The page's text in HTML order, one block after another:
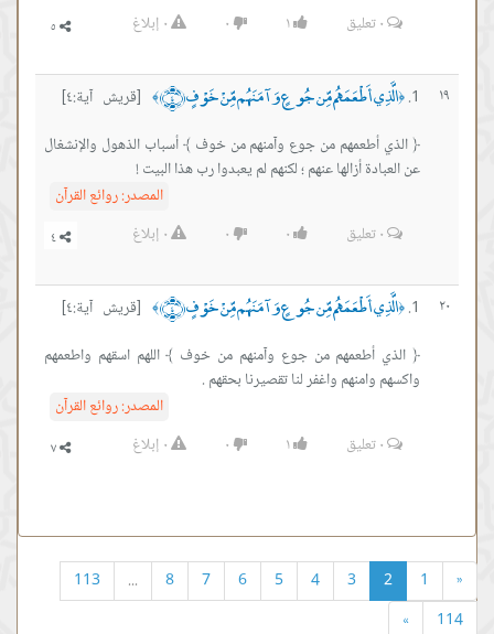
٠تعليق ١ ٠ ٠ إبلاغ
١٩ ﴿الَّذِي أَطْعَمَهُم مِّن جُوعٍ وَآمَنَهُم مِّنْ خَوْفٍ ﴿٤﴾ ﴾
[قريش آية:٤]
﴿ الذي أطعمهم من جوع وآمنهم من خوف ﴾ أسباب الذهول والإنشغال
عن العبادة أزالها عنهم ؛ لكنهم لم يعبدوا رب هذا البيت !
المصدر:روائع القرآن
٠تعليق ٠ ٠ ٠ إبلاغ
٢٠ ﴿الَّذِي أَطْعَمَهُم مِّن جُوعٍ وَآمَنَهُم مِّنْ خَوْفٍ ﴿٤﴾ ﴾
[قريش آية:٤]
﴿ الذي أطعمهم من جوع وآمنهم من خوف ﴾ اللهم اسقهم واطعمهم
واكسهم وامنهم واغفر لنا تقصيرنا بحقهم .
المصدر:روائع القرآن
٠تعليق ١ ٠ ٠ إبلاغ
«
1
2
3
4
5
6
7
8
...
113
114
»